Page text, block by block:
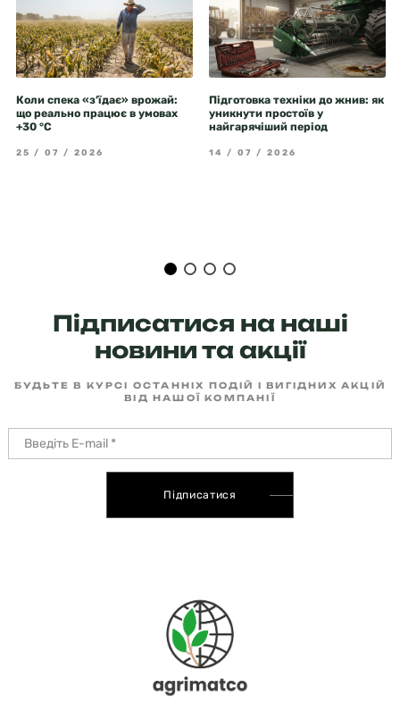
Коли спека «з’їдає» врожай:
що реально працює в умовах
+30 °C
25 / 07 / 2026
Підготовка техніки до жнив: як
уникнути простоїв у
найгарячіший період
14 / 07 / 2026
Підписатися на наші
новини та акції
БУДЬТЕ В КУРСІ ОСТАННІХ ПОДІЙ І ВИГІДНИХ АКЦІЙ
ВІД НАШОЇ КОМПАНІЇ
Підписатися